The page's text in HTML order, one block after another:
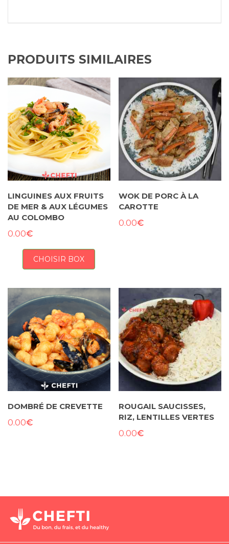
PRODUITS SIMILAIRES
LINGUINES AUX FRUITS
DE MER & AUX LÉGUMES
AU COLOMBO
0.00€
CHOISIR BOX
WOK DE PORC À LA
CAROTTE
0.00€
DOMBRÉ DE CREVETTE
0.00€
ROUGAIL SAUCISSES,
RIZ, LENTILLES VERTES
0.00€